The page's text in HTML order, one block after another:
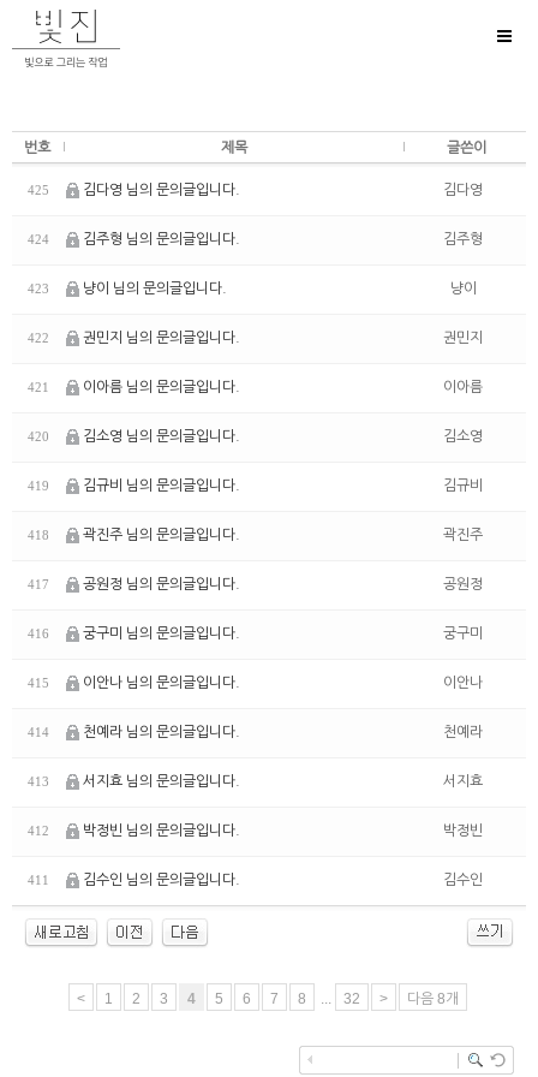
번호 제목 글쓴이
425 김다영 님의 문의글입니다. 김다영
424 김주형 님의 문의글입니다. 김주형
423 냥이 님의 문의글입니다. 냥이
422 권민지 님의 문의글입니다. 권민지
421 이아름 님의 문의글입니다. 이아름
420 김소영 님의 문의글입니다. 김소영
419 김규비 님의 문의글입니다. 김규비
418 곽진주 님의 문의글입니다. 곽진주
417 공원정 님의 문의글입니다. 공원정
416 궁구미 님의 문의글입니다. 궁구미
415 이안나 님의 문의글입니다. 이안나
414 천예라 님의 문의글입니다. 천예라
413 서지효 님의 문의글입니다. 서지효
412 박정빈 님의 문의글입니다. 박정빈
411 김수인 님의 문의글입니다. 김수인
< 1 2 3 4 5 6 7 8 ... 32 > 다음 8개